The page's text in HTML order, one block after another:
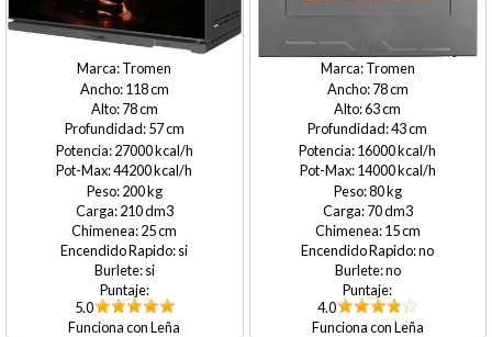
Tromen
118
78
57
27000
44200
200
210
25
si
si
5.0
Leña
Tromen
78
63
43
16000
14000
80
70
15
no
no
4.0
Leña